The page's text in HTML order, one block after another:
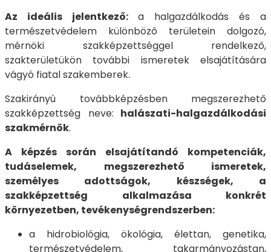
Az ideális jelentkező: a halgazdálkodás és a
természetvédelem különböző területein dolgozó,
mérnöki szakképzettséggel rendelkező,
szakterületükön további ismeretek elsajátítására
vágyó fiatal szakemberek.
Szakirányú továbbképzésben megszerezhető
szakképzettség neve: halászati-halgazdálkodási
szakmérnök.
A képzés során elsajátítandó kompetenciák,
tudáselemek, megszerezhető ismeretek,
személyes adottságok, készségek, a
szakképzettség alkalmazása konkrét
környezetben, tevékenységrendszerben:
a hidrobiológia, ökológia, élettan, genetika,
természetvédelem, takarmányozástan,